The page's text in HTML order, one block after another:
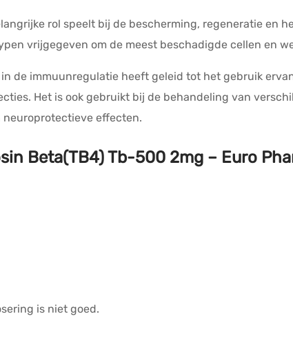
rol speelt bij de bescherming, regeneratie en
vrijgegeven om de meest beschadigde cellen en
de immuunregulatie heeft geleid tot het gebruik
Het is ook gebruikt bij de behandeling van
effecten.
Beta(TB4) Tb-500 2mg – Euro
is niet goed.